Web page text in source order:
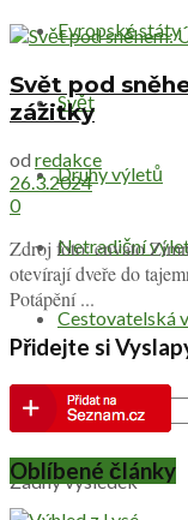
Evropské státy
Svět
Druhy výletů
Netradiční
Cestovatelská
Žádný výsledek
Svět pod
zážitky
od redakce
26.3.2024
0
Zdroj foto: envato
otevírají dveře do
Potápění ...
Přidejte si
Oblíbené články